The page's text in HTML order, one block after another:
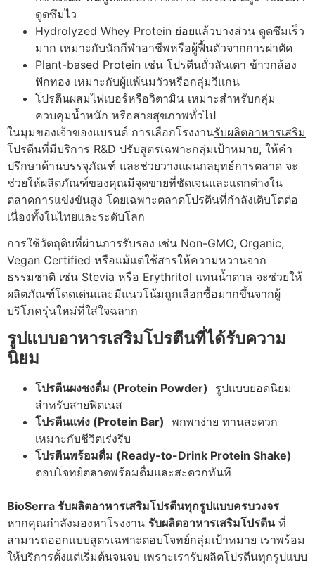
ดูดซึมไว
Hydrolyzed Whey Protein ย่อยแล้วบางส่วน ดูดซึมเร็ว
มาก เหมาะกับนักกีฬาอาชีพหรือผู้ฟื้นตัวจากการผ่าตัด
Plant-based Protein เช่น โปรตีนถั่วลันเตา ข้าวกล้อง
ฟักทอง เหมาะกับผู้แพ้นมวัวหรือกลุ่มวีแกน
โปรตีนผสมไฟเบอร์หรือวิตามิน เหมาะสำหรับกลุ่ม
ควบคุมน้ำหนัก หรือสายสุขภาพทั่วไป
ในมุมของเจ้าของแบรนด์ การเลือกโรงงานรับผลิตอาหารเสริม
โปรตีนที่มีบริการ R&D ปรับสูตรเฉพาะกลุ่มเป้าหมาย, ให้คำ
ปรึกษาด้านบรรจุภัณฑ์ และช่วยวางแผนกลยุทธ์การตลาด จะ
ช่วยให้ผลิตภัณฑ์ของคุณมีจุดขายที่ชัดเจนและแตกต่างใน
ตลาดการแข่งขันสูง โดยเฉพาะตลาดโปรตีนที่กำลังเติบโตต่อ
เนื่องทั้งในไทยและระดับโลก
การใช้วัตถุดิบที่ผ่านการรับรอง เช่น Non-GMO, Organic,
Vegan Certified หรือแม้แต่ใช้สารให้ความหวานจาก
ธรรมชาติ เช่น Stevia หรือ Erythritol แทนน้ำตาล จะช่วยให้
ผลิตภัณฑ์โดดเด่นและมีแนวโน้มถูกเลือกซื้อมากขึ้นจากผู้
บริโภครุ่นใหม่ที่ใส่ใจฉลาก
รูปแบบอาหารเสริมโปรตีนที่ได้รับความ
นิยม
โปรตีนผงชงดื่ม (Protein Powder) รูปแบบยอดนิยม
สำหรับสายฟิตเนส
โปรตีนแท่ง (Protein Bar) พกพาง่าย ทานสะดวก
เหมาะกับชีวิตเร่งรีบ
โปรตีนพร้อมดื่ม (Ready-to-Drink Protein Shake)
ตอบโจทย์ตลาดพร้อมดื่มและสะดวกทันที
BioSerra รับผลิตอาหารเสริมโปรตีนทุกรูปแบบครบวงจร
หากคุณกำลังมองหาโรงงาน รับผลิตอาหารเสริมโปรตีนที่
สามารถออกแบบสูตรเฉพาะตอบโจทย์กลุ่มเป้าหมาย เราพร้อม
ให้บริการตั้งแต่เริ่มต้นจนจบ เพราะเรารับผลิตโปรตีนทุกรูปแบบ